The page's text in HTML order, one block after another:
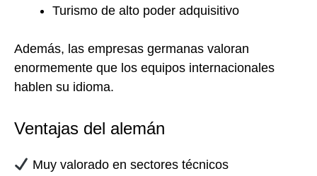
Turismo de alto poder adquisitivo
Además, las empresas germanas valoran
enormemente que los equipos internacionales
hablen su idioma.
Ventajas del alemán
Muy valorado en sectores técnicos